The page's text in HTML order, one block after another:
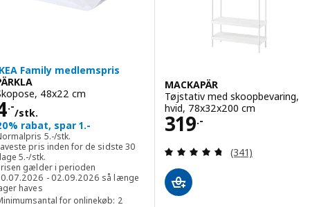
Family medlemspris
48x22 cm
.-
/stk.4.-/stk.
rabat, spar 1.-
5.-/stk.
Normalpris 5.-/stk.
pris inden for de sidste 30
5.-/stk.
Laveste pris inden for de sidste 30 dage 5.-/stk.
gælder i perioden
- 02.09.2026 så længe
haves
for onlinekøb: 2
MACKAPÄR
Tøjstativ med skoopbevaring,
hvid, 78x32x200 cm
319.-
Pris 319.-
Anmeld: 4.7 ud
(341)